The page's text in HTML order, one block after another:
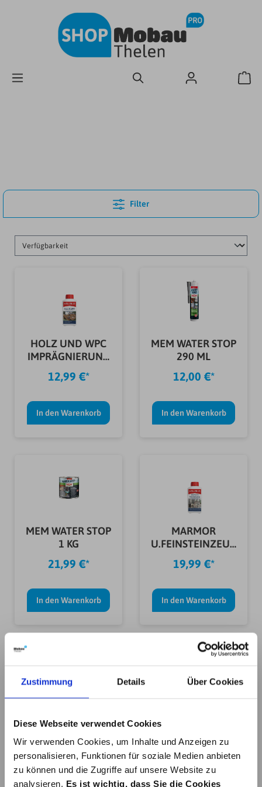
Zustimmung Details Über Cookies
Diese Webseite verwendet Cookies
Wir verwenden Cookies, um Inhalte und Anzeigen zu
personalisieren, Funktionen für soziale Medien anbieten
zu können und die Zugriffe auf unsere Website zu
analysieren. Es ist wichtig, dass Sie die Cookies
Filter
HOLZ UND WPC
IMPRÄGNIERUNG
12,99 €*
In den Warenkorb
MEM WATER STOP
290 ML
12,00 €*
In den Warenkorb
MEM WATER STOP
1 KG
21,99 €*
In den Warenkorb
MARMOR
U.FEINSTEINZEUG
0,5
19,99 €*
In den Warenkorb
MEM FASSADEN-
1L
10,50 €*
L
14,99 €*